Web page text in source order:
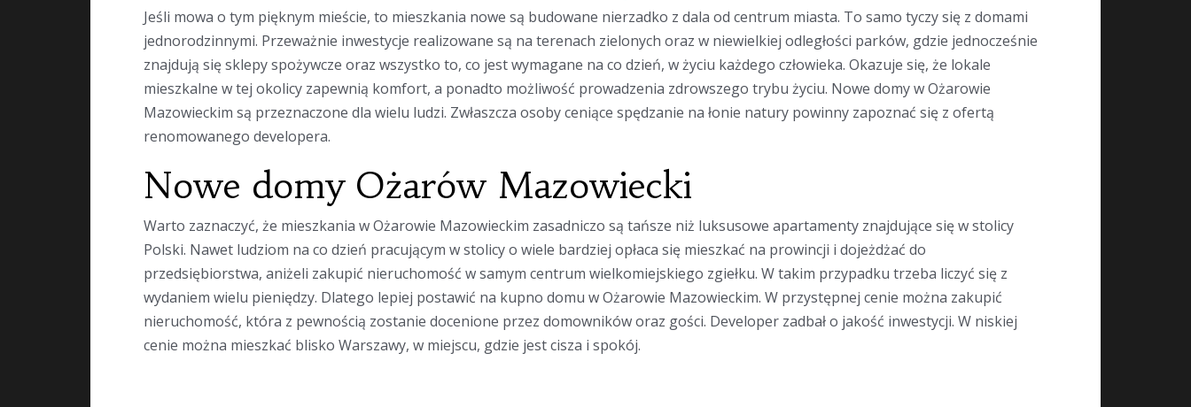
Jeśli mowa o tym pięknym mieście, to mieszkania nowe są budowane nierzadko z dala od centrum miasta. To samo tyczy się z domami
jednorodzinnymi. Przeważnie inwestycje realizowane są na terenach zielonych oraz w niewielkiej odległości parków, gdzie jednocześnie
znajdują się sklepy spożywcze oraz wszystko to, co jest wymagane na co dzień, w życiu każdego człowieka. Okazuje się, że lokale
mieszkalne w tej okolicy zapewnią komfort, a ponadto możliwość prowadzenia zdrowszego trybu życiu. Nowe domy w Ożarowie
Mazowieckim są przeznaczone dla wielu ludzi. Zwłaszcza osoby ceniące spędzanie na łonie natury powinny zapoznać się z ofertą
renomowanego developera.
Nowe domy Ożarów Mazowiecki
Warto zaznaczyć, że mieszkania w Ożarowie Mazowieckim zasadniczo są tańsze niż luksusowe apartamenty znajdujące się w stolicy
Polski. Nawet ludziom na co dzień pracującym w stolicy o wiele bardziej opłaca się mieszkać na prowincji i dojeżdżać do
przedsiębiorstwa, aniżeli zakupić nieruchomość w samym centrum wielkomiejskiego zgiełku. W takim przypadku trzeba liczyć się z
wydaniem wielu pieniędzy. Dlatego lepiej postawić na kupno domu w Ożarowie Mazowieckim. W przystępnej cenie można zakupić
nieruchomość, która z pewnością zostanie docenione przez domowników oraz gości. Developer zadbał o jakość inwestycji. W niskiej
cenie można mieszkać blisko Warszawy, w miejscu, gdzie jest cisza i spokój.